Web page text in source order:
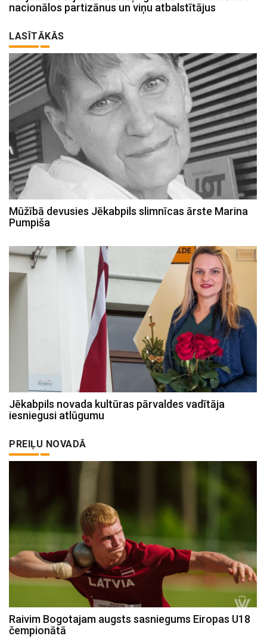
nacionālos partizānus un viņu atbalstītājus
LASĪTĀKĀS
Mūžībā devusies Jēkabpils slimnīcas ārste Marina
Pumpiša
Jēkabpils novada kultūras pārvaldes vadītāja
iesniegusi atlūgumu
PREIĻU NOVADĀ
Raivim Bogotajam augsts sasniegums Eiropas U18
čempionātā